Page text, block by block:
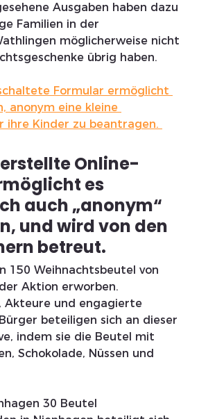
Ausgaben haben dazu
Familien in der
möglicherweise nicht
übrig haben.
Formular ermöglicht
anonym eine kleine
ihre Kinder zu beantragen.
Online-
es
auch „anonym“
und wird von den
betreut.
150 Weihnachtsbeutel von
Aktion erworben.
Akteure und engagierte
beteiligen sich an dieser
indem sie die Beutel mit
Schokolade, Nüssen und
30 Beutel